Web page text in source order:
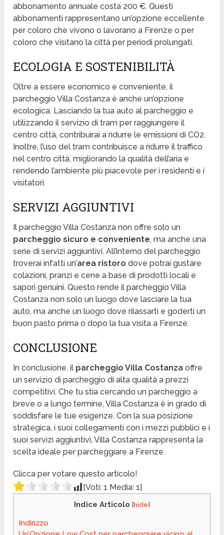
abbonamento annuale costa 200 €. Questi
abbonamenti rappresentano un’opzione eccellente
per coloro che vivono o lavorano a Firenze o per
coloro che visitano la città per periodi prolungati.
ECOLOGIA E SOSTENIBILITÀ
Oltre a essere economico e conveniente, il
parcheggio Villa Costanza è anche un’opzione
ecologica. Lasciando la tua auto al parcheggio e
utilizzando il servizio di tram per raggiungere il
centro città, contribuirai a ridurre le emissioni di CO2.
Inoltre, l’uso del tram contribuisce a ridurre il traffico
nel centro città, migliorando la qualità dell’aria e
rendendo l’ambiente più piacevole per i residenti e i
visitatori.
SERVIZI AGGIUNTIVI
Il parcheggio Villa Costanza non offre solo un
parcheggio sicuro e conveniente, ma anche una
serie di servizi aggiuntivi. All’interno del parcheggio
troverai infatti un’area ristoro dove potrai gustare
colazioni, pranzi e cene a base di prodotti locali e
sapori genuini. Questo rende il parcheggio Villa
Costanza non solo un luogo dove lasciare la tua
auto, ma anche un luogo dove rilassarti e goderti un
buon pasto prima o dopo la tua visita a Firenze.
CONCLUSIONE
In conclusione, il parcheggio Villa Costanza offre
un servizio di parcheggio di alta qualità a prezzi
competitivi. Che tu stia cercando un parcheggio a
breve o a lungo termine, Villa Costanza è in grado di
soddisfare le tue esigenze. Con la sua posizione
strategica, i suoi collegamenti con i mezzi pubblici e i
suoi servizi aggiuntivi, Villa Costanza rappresenta la
scelta ideale per parcheggiare a Firenze.
Clicca per votare questo articolo!
[Voti:1 Media:1]
Indice Articolo [hide]
Indirizzo